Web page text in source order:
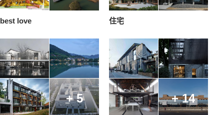
best love 住宅
+ 5 + 14